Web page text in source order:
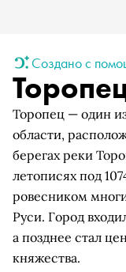
Создано с
Торопец — один
области,
берегах реки
летописях под
ровесником
Руси. Город
а позднее стал
княжества.